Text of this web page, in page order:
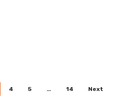
4 5 … 14 Next